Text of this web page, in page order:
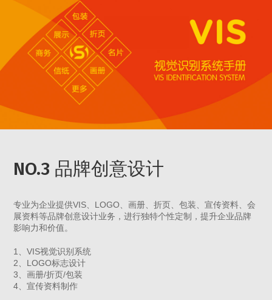
NO.3 品牌创意设计
专业为企业提供VIS、LOGO、画册、折页、包装、宣传资料、会
展资料等品牌创意设计业务，进行独特个性定制，提升企业品牌
影响力和价值。
1、VIS视觉识别系统
2、LOGO标志设计
3、画册/折页/包装
4、宣传资料制作